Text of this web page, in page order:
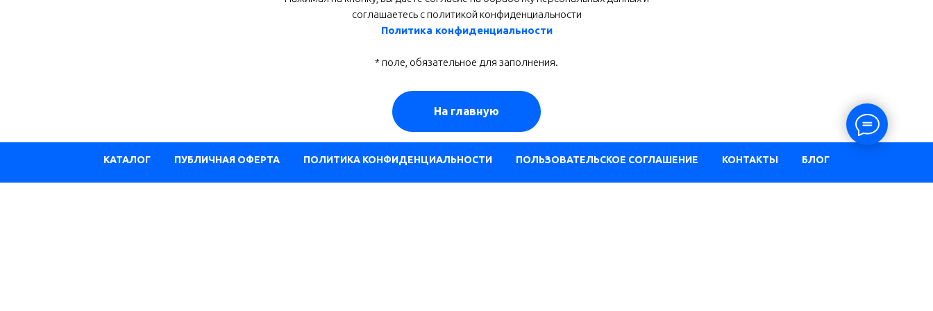
соглашаетесь c политикой конфиденциальности
Политика конфиденциальности
* поле, обязательное для заполнения.
На главную
КАТАЛОГ ПУБЛИЧНАЯ ОФЕРТА ПОЛИТИКА КОНФИДЕНЦИАЛЬНОСТИ ПОЛЬЗОВАТЕЛЬСКОЕ СОГЛАШЕНИЕ КОНТАКТЫ БЛОГ